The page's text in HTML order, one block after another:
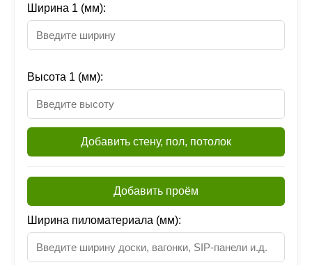
Ширина 1 (мм):
Высота 1 (мм):
Добавить стену, пол, потолок
Добавить проём
Ширина пиломатериала (мм):